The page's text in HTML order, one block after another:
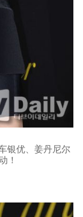
银优、姜丹尼尔
！